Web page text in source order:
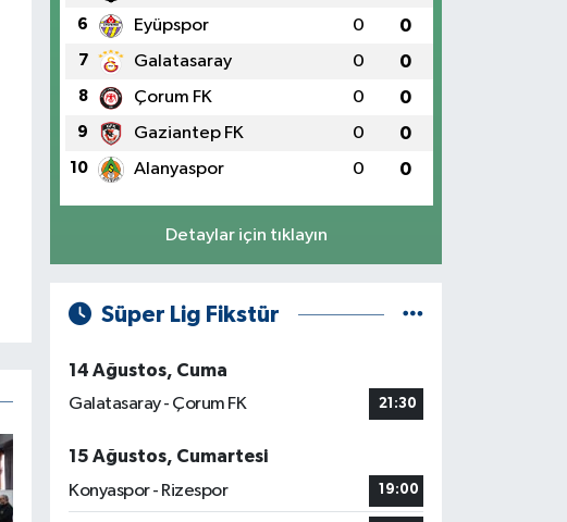
6 Eyüpspor 0 0
7 Galatasaray 0 0
8 Çorum FK 0 0
9 Gaziantep FK 0 0
10 Alanyaspor 0 0
Detaylar için tıklayın
Süper Lig Fikstür
14 Ağustos, Cuma
Galatasaray - Çorum FK
21:30
15 Ağustos, Cumartesi
Konyaspor - Rizespor
19:00